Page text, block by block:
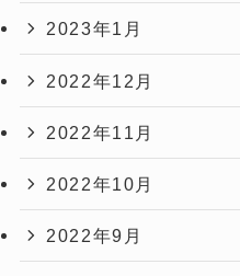
2023年1月
2022年12月
2022年11月
2022年10月
2022年9月